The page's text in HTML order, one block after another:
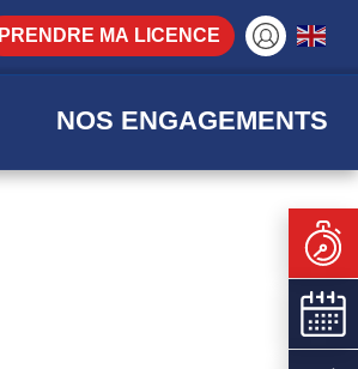
PRENDRE MA LICENCE
NOS ENGAGEMENTS